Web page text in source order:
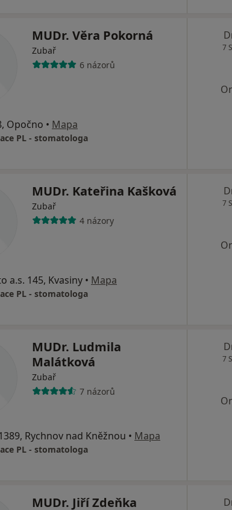
MUDr. Věra Pokorná
Zubař
6 názorů
Opočno • Mapa
PL - stomatologa
7
MUDr. Kateřina Kašková
Zubař
4 názory
a.s. 145, Kvasiny • Mapa
PL - stomatologa
7
MUDr. Ludmila
Malátková
Zubař
7 názorů
Rychnov nad Kněžnou • Mapa
PL - stomatologa
7
MUDr. Jiří Zdeňka